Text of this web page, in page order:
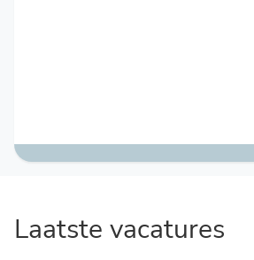
Laatste vacatures